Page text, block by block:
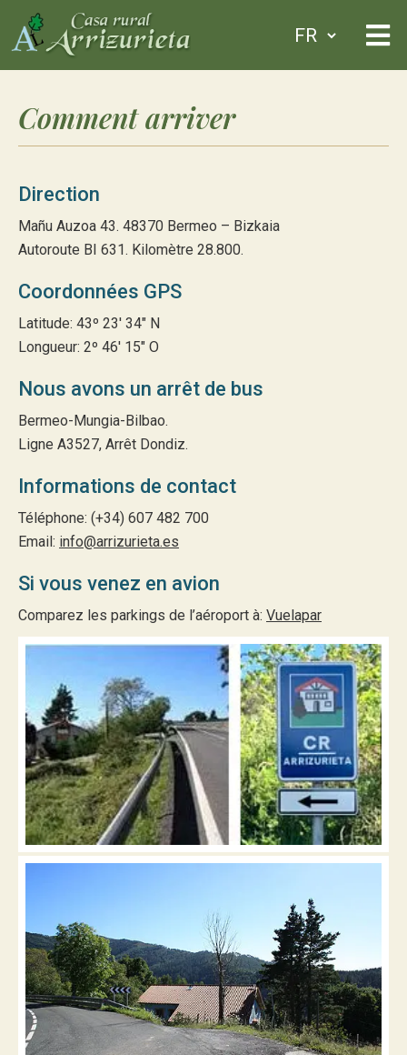
Comment arriver
Direction
Mañu Auzoa 43. 48370 Bermeo – Bizkaia
Autoroute BI 631. Kilomètre 28.800.
Coordonnées GPS
Latitude: 43º 23′ 34″ N
Longueur: 2º 46′ 15″ O
Nous avons un arrêt de bus
Bermeo-Mungia-Bilbao.
Ligne A3527, Arrêt Dondiz.
Informations de contact
Téléphone: (+34) 607 482 700
Email: info@arrizurieta.es
Si vous venez en avion
Comparez les parkings de l’aéroport à: Vuelapar